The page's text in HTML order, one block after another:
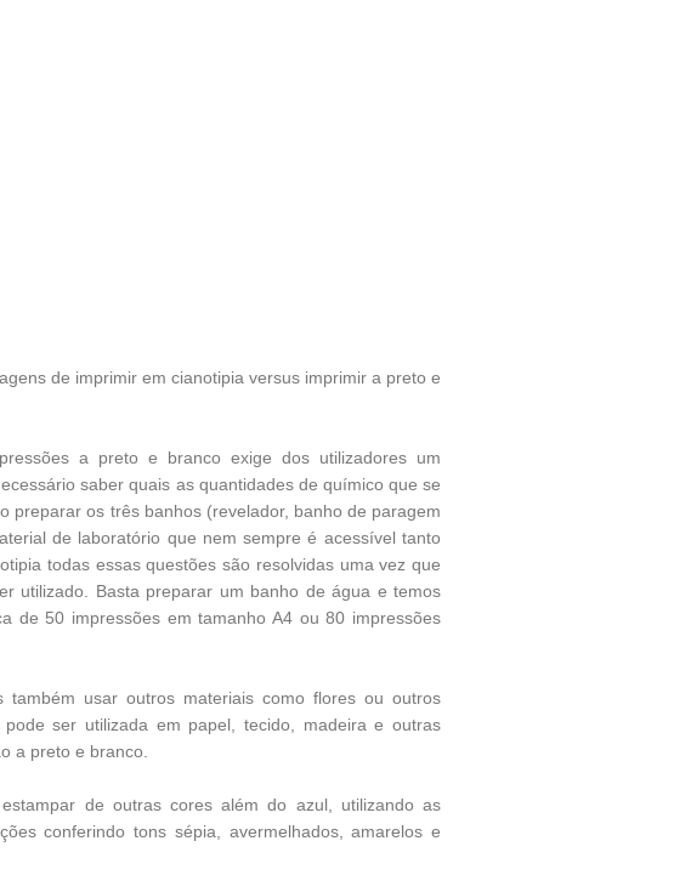
de imprimir em cianotipia versus imprimir a preto e
a preto e branco exige dos utilizadores um
saber quais as quantidades de químico que se
preparar os três banhos (revelador, banho de paragem
de laboratório que nem sempre é acessível tanto
todas essas questões são resolvidas uma vez que
utilizado. Basta preparar um banho de água e temos
de 50 impressões em tamanho A4 ou 80 impressões
usar outros materiais como flores ou outros
ser utilizada em papel, tecido, madeira e outras
a preto e branco.
de outras cores além do azul, utilizando as
conferindo tons sépia, avermelhados, amarelos e